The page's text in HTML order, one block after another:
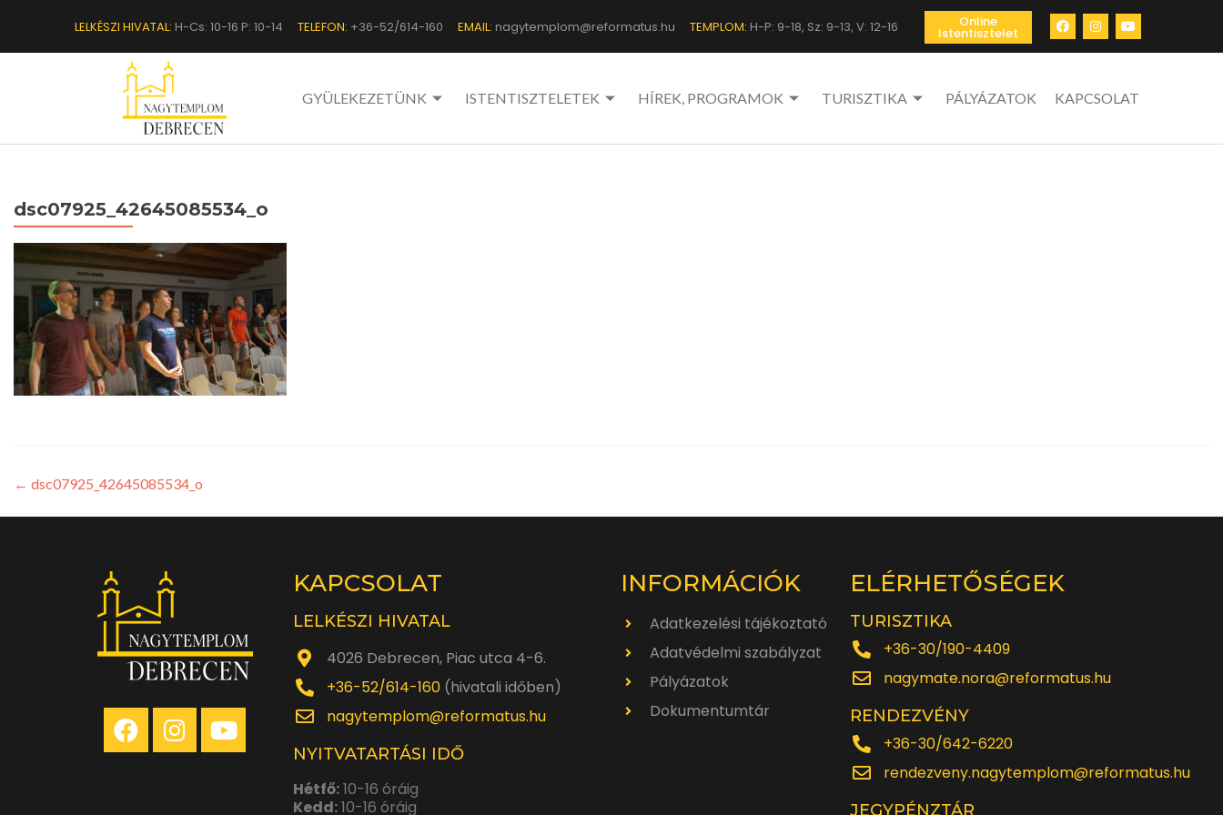
LELKÉSZI HIVATAL: H-Cs: 10-16 P: 10-14 TELEFON: +36-52/614-160 EMAIL: nagytemplom@reformatus.hu TEMPLOM: H-P: 9-18, Sz: 9-13, V: 12-16 Online
Istentisztelet
GYÜLEKEZETÜNK ISTENTISZTELETEK HÍREK, PROGRAMOK TURISZTIKA PÁLYÁZATOK KAPCSOLAT
dsc07925_42645085534_o
← dsc07925_42645085534_o
KAPCSOLAT
LELKÉSZI HIVATAL
4026 Debrecen, Piac utca 4-6.
+36-52/614-160 (hivatali időben)
nagytemplom@reformatus.hu
NYITVATARTÁSI IDŐ
Hétfő:10-16 óráig
Kedd:10-16 óráig
INFORMÁCIÓK
Adatkezelési tájékoztató
Adatvédelmi szabályzat
Pályázatok
Dokumentumtár
ELÉRHETŐSÉGEK
TURISZTIKA
+36-30/190-4409
nagymate.nora@reformatus.hu
RENDEZVÉNY
+36-30/642-6220
rendezveny.nagytemplom@reformatus.hu
JEGYPÉNZTÁR